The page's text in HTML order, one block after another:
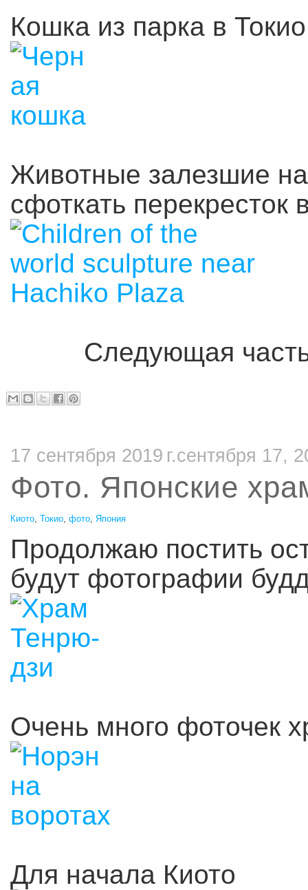
Кошка из парка в Токио
Животные залезшие
сфоткать перекресток
Следующая
17 сентября 2019 г.сентября 17,
Фото. Японские
Киото, Токио, фото, Япония
Продолжаю постить
будут фотографии
Очень много фоточек
Для начала Киото